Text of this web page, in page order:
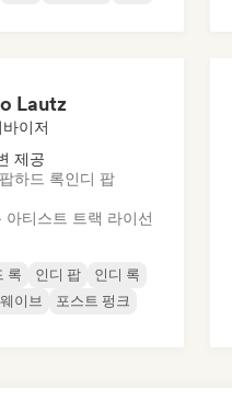
Lautz
이저
제공
하드 록인디 팝
티스트 트랙 라이선
록 인디 팝
인디 록
이브
포스트 펑크